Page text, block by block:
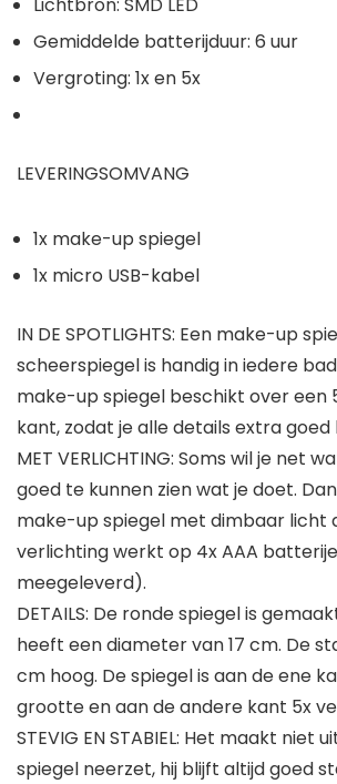
Lichtbron: SMD LED
Gemiddelde batterijduur: 6 uur
Vergroting: 1x en 5x
LEVERINGSOMVANG
1x make-up spiegel
1x micro USB-kabel
IN DE SPOTLIGHTS: Een make-up
scheerspiegel is handig in iedere
make-up spiegel beschikt over een
kant, zodat je alle details extra goed
MET VERLICHTING: Soms wil je net
goed te kunnen zien wat je doet.
make-up spiegel met dimbaar licht
verlichting werkt op 4x AAA
meegeleverd).
DETAILS: De ronde spiegel is
heeft een diameter van 17 cm. De
cm hoog. De spiegel is aan de ene
grootte en aan de andere kant 5x
STEVIG EN STABIEL: Het maakt niet
spiegel neerzet, hij blijft altijd goed